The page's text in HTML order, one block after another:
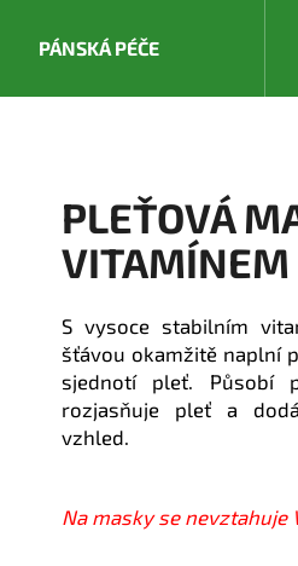
PÁNSKÁ PÉČE DĚTSKÁ
PLEŤOVÁ
VITAMÍNEM
S vysoce stabilním
šťávou okamžitě naplní
sjednotí pleť. Působí
rozjasňuje pleť a
vzhled.
Na masky se nevztahuje